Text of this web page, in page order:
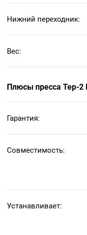
Нижний переходник:
Вес:
Плюсы пресса Tep-2
Гарантия:
Совместимость:
Устанавливает: